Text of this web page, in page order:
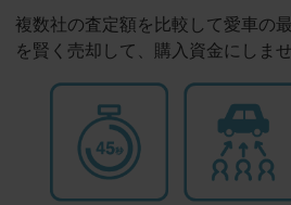
複数社の査定額を比較して愛車の
を賢く売却して、購入資金にしま